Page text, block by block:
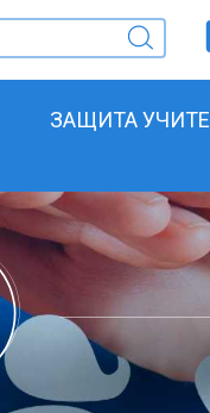
ЗАЩИТА